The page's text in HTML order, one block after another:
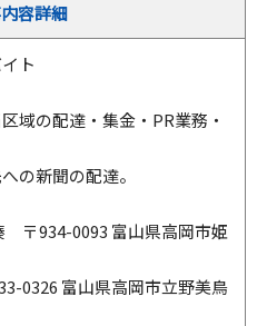
容詳細
ト
の配達・集金・PR業務・
の新聞の配達。
〒934-0093 富山県高岡市姫
0326 富山県高岡市立野美鳥